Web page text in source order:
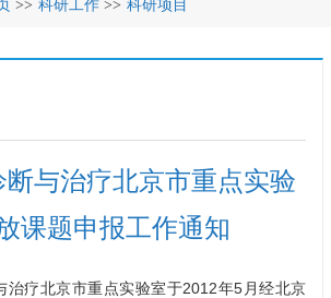
>> 科研工作 >> 科研项目
与治疗北京市重点实验
课题申报工作通知
治疗北京市重点实验室于2012年5月经北京